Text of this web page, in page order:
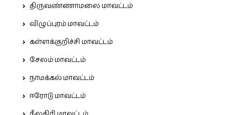
திருவண்ணாமலை மாவட்டம்
விழுப்புரம் மாவட்டம்
கள்ளக்குறிச்சி மாவட்டம்
சேலம் மாவட்டம்
நாமக்கல் மாவட்டம்
ஈரோடு மாவட்டம்